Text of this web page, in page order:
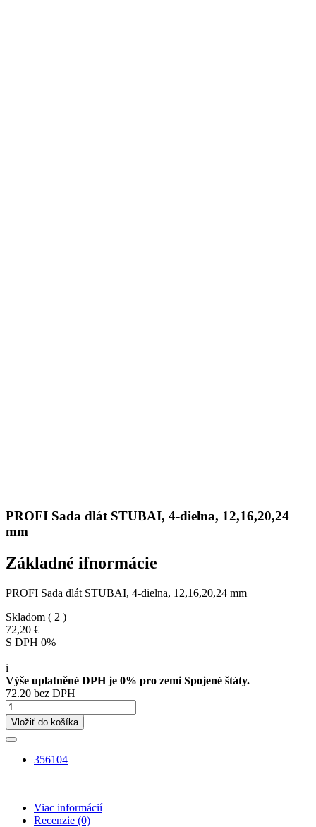
PROFI Sada dlát STUBAI, 4-dielna, 12,16,20,24
mm
Základné ifnormácie
PROFI Sada dlát STUBAI, 4-dielna, 12,16,20,24 mm
Skladom ( 2 )
72,20 €
S DPH 0%
i
Výše uplatněné DPH je 0% pro zemi Spojené štáty.
72.20 bez DPH
Vložiť do košíka
356104
Viac informácií
Recenzie (0)